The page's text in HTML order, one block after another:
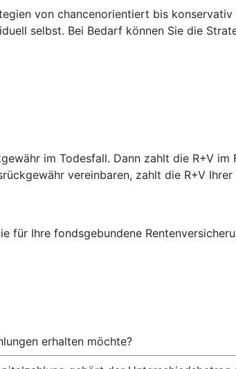
von chancenorientiert bis
selbst. Bei Bedarf können Sie die
im Todesfall. Dann zahlt die R+V
vereinbaren, zahlt die R+V
für Ihre fondsgebundene
erhalten möchte?